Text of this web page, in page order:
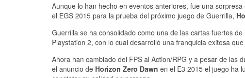
Aunque lo han hecho en eventos anteriores, fue una
el EGS 2015 para la prueba del próximo juego de Guerrilla,
Guerrilla se ha consolidado como una de las cartas fuertes
Playstation 2, con lo cual desarrolló una franquicia exitosa
Ahora han cambiado del FPS al Action/RPG y a pesar de las
el anuncio de Horizon Zero Dawn en el E3 2015 el juego ha